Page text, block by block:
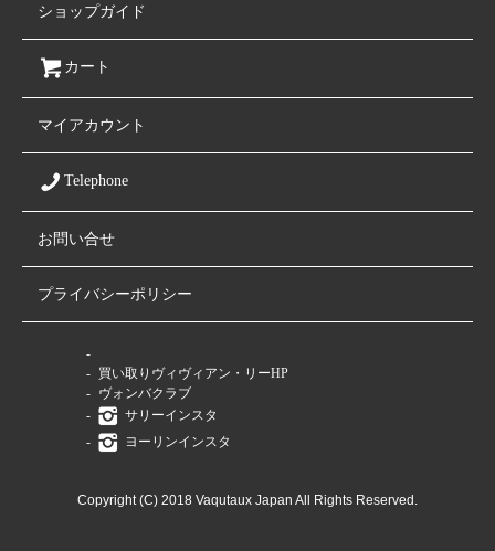
ショップガイド
カート
マイアカウント
Telephone
お問い合せ
プライバシーポリシー
買い取りヴィヴィアン・リーHP
ヴォンバクラブ
サリーインスタ
ヨーリンインスタ
Copyright (C) 2018 Vaqutaux Japan All Rights Reserved.